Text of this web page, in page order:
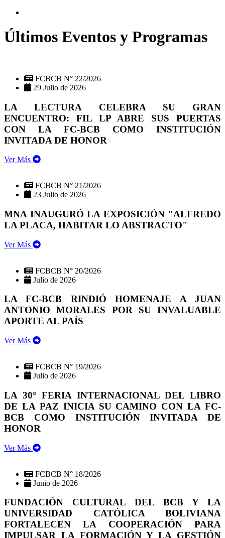
Últimos Eventos y Programas
FCBCB N° 22/2026
29 Julio de 2026
LA LECTURA CELEBRA SU GRAN
ENCUENTRO: FIL LP ABRE SUS PUERTAS
CON LA FC-BCB COMO INSTITUCIÓN
INVITADA DE HONOR
Ver Más
FCBCB N° 21/2026
23 Julio de 2026
MNA INAUGURÓ LA EXPOSICIÓN "ALFREDO
LA PLACA, HABITAR LO ABSTRACTO"
Ver Más
FCBCB N° 20/2026
Julio de 2026
LA FC-BCB RINDIÓ HOMENAJE A JUAN
ANTONIO MORALES POR SU INVALUABLE
APORTE AL PAÍS
Ver Más
FCBCB N° 19/2026
Julio de 2026
LA 30° FERIA INTERNACIONAL DEL LIBRO
DE LA PAZ INICIA SU CAMINO CON LA FC-
BCB COMO INSTITUCIÓN INVITADA DE
HONOR
Ver Más
FCBCB N° 18/2026
Junio de 2026
FUNDACIÓN CULTURAL DEL BCB Y LA
UNIVERSIDAD CATÓLICA BOLIVIANA
FORTALECEN LA COOPERACIÓN PARA
IMPULSAR LA FORMACIÓN Y LA GESTIÓN